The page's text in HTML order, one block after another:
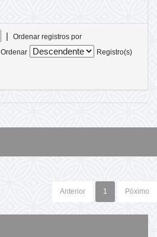
|
Ordenar registros por
Ordenar
Registro(s)
Anterior 1 Póximo